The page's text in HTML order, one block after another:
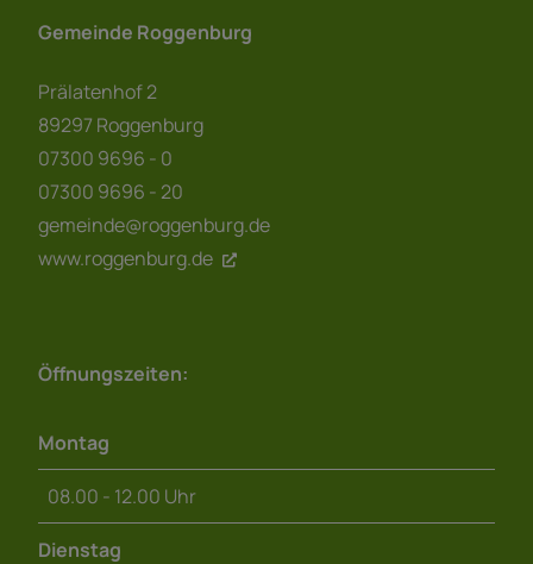
Gemeinde Roggenburg
Prälatenhof 2
89297 Roggenburg
07300 9696 - 0
07300 9696 - 20
gemeinde@roggenburg.de
www.roggenburg.de
Öffnungszeiten:
Montag
08.00 - 12.00 Uhr
Dienstag